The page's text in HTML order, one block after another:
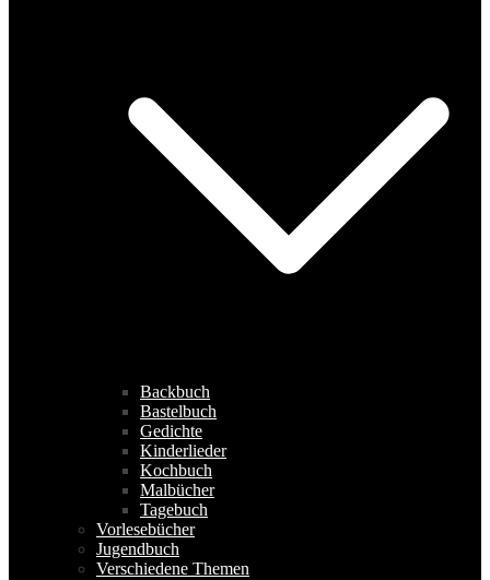
Backbuch
Bastelbuch
Gedichte
Kinderlieder
Kochbuch
Malbücher
Tagebuch
Vorlesebücher
Jugendbuch
Verschiedene Themen